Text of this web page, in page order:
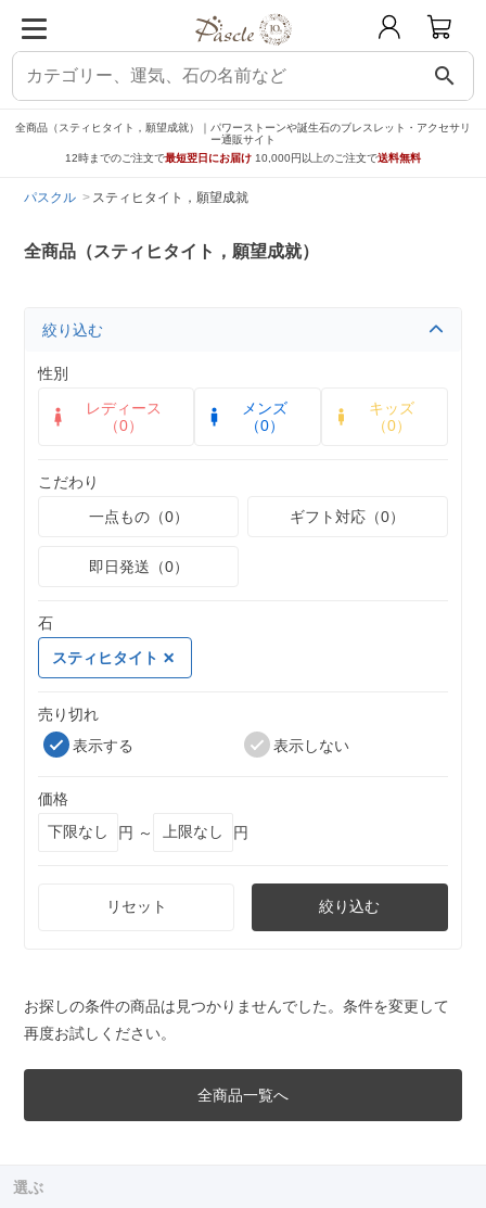
search
全商品（スティヒタイト，願望成就）｜パワーストーンや誕生石のブレスレット・アクセサリ
ー通販サイト
12時までのご注文で最短翌日にお届け 10,000円以上のご注文で送料無料
パスクル スティヒタイト，願望成就
全商品（スティヒタイト，願望成就）
絞り込む
性別
レディース
（0）
メンズ
（0）
キッズ
（0）
こだわり
一点もの（0）
ギフト対応（0）
即日発送（0）
石
スティヒタイト
売り切れ
表示する
表示しない
価格
円 ～
円
リセット 絞り込む
お探しの条件の商品は見つかりませんでした。条件を変更して
再度お試しください。
全商品一覧へ
選ぶ